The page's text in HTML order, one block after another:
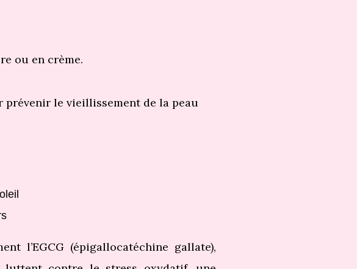
ou en crème.
prévenir le vieillissement de la peau
l’EGCG (épigallocatéchine gallate),